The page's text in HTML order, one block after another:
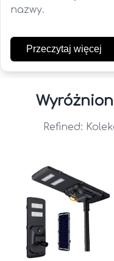
nazwy.
Przeczytaj więcej
Refined: